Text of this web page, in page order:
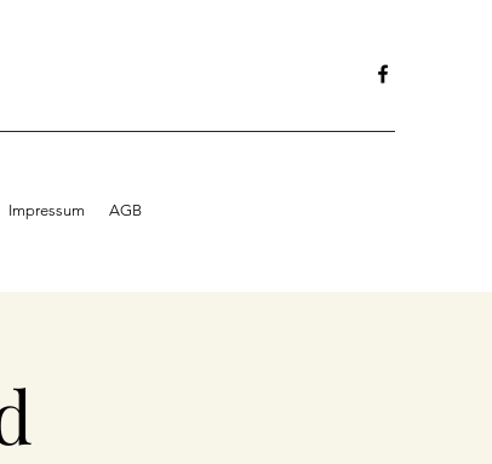
Impressum AGB